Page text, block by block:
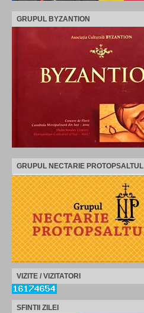
GRUPUL BYZANTION
GRUPUL NECTARIE PROTOPSALTUL
VIZITE / VIZITATORI
SFINTII ZILEI